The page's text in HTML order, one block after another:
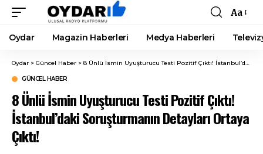
Font
Resizer
Aa
Oydar Magazin Haberleri Medya Haberleri
Oydar > Güncel Haber > 8 Ünlü İsmin Uyuşturucu Testi Pozitif Çıktı! İstanbul’daki Soruşturmanın Detayları Ortaya Çıktı!
GÜNCEL HABER
8 Ünlü İsmin Uyuşturucu Testi Pozitif Çıktı!
İstanbul’daki Soruşturmanın Detayları Ortaya
Çıktı!